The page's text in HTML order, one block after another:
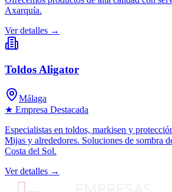
Axarquía.
Ver detalles →
Toldos Aligator
Málaga
★ Empresa Destacada
Especialistas en toldos, markisen y
Mijas y alrededores. Soluciones de sombra
Costa del Sol.
Ver detalles →